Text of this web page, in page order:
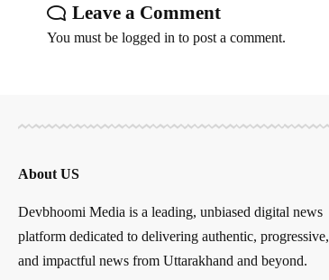
Leave a Comment
You must be logged in to post a comment.
About US
Devbhoomi Media is a leading, unbiased digital news
platform dedicated to delivering authentic, progressive,
and impactful news from Uttarakhand and beyond.